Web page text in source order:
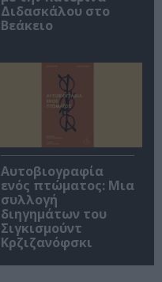
Διδασκάλου στο
Βεάκειο
Αυτοβιογραφία
ενός πτώματος: Μια
συλλογή
διηγημάτων του
Σιγκισμούντ
Κρζιζανόφσκι